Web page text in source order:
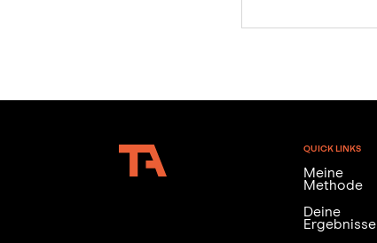
QUICK LINKS
Meine
Methode
Deine
Ergebnisse